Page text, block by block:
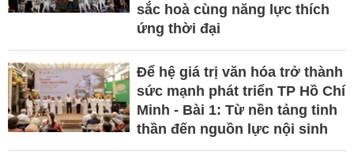
sắc hoà cùng năng lực thích
ứng thời đại
Để hệ giá trị văn hóa trở thành
sức mạnh phát triển TP Hồ Chí
Minh - Bài 1: Từ nền tảng tinh
thần đến nguồn lực nội sinh